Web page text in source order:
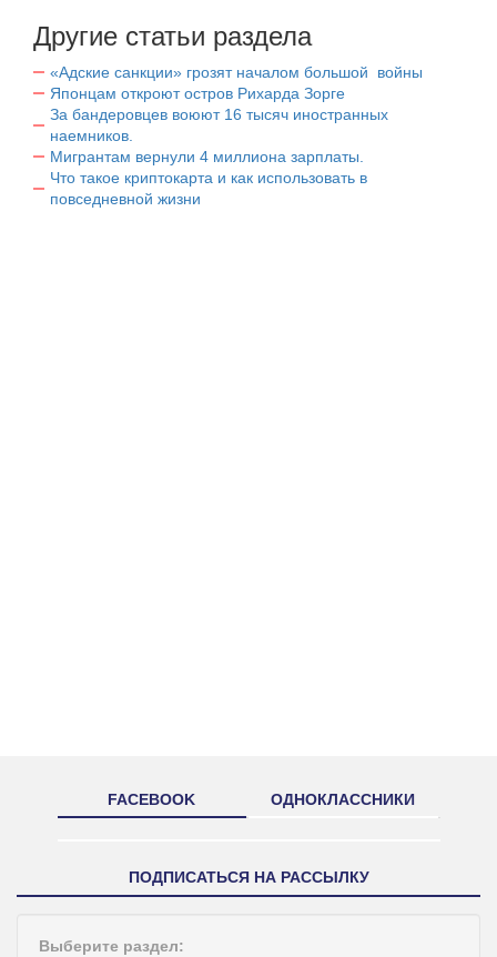
Другие статьи раздела
«Адские санкции» грозят началом большой войны
Японцам откроют остров Рихарда Зорге
За бандеровцев воюют 16 тысяч иностранных
наемников.
Мигрантам вернули 4 миллиона зарплаты.
Что такое криптокарта и как использовать в
повседневной жизни
FACEBOOK ОДНОКЛАССНИКИ
ПОДПИСАТЬСЯ НА РАССЫЛКУ
Выберите раздел: